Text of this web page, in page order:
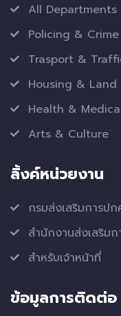
All Departments
Policing & Crime
Trasport &
Housing & Land
Health &
Arts & Culture
ลิ้งค์หน่วยงาน
กรมส่งเสริมการป
สำนักงานส่งเสริม
สำหรับเจ้าหน้าที่
ข้อมูลการติดต่อ